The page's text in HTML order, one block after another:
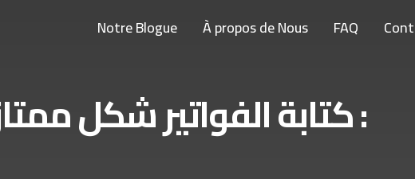
Notre Blogue À propos de Nous FAQ
كتابة الفواتير شكل ممتاز :